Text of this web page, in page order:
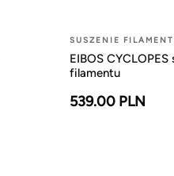
SUSZENIE
EIBOS CYCLOPES
filamentu
539.00 PLN